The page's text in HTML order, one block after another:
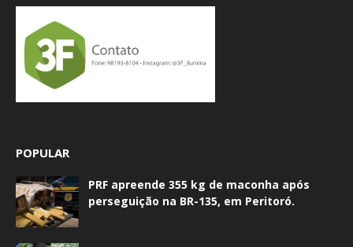
POPULAR
PRF apreende 355 kg de maconha após
perseguição na BR-135, em Peritoró.